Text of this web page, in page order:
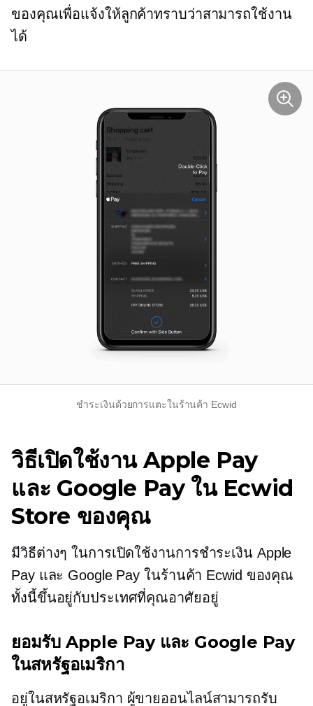
ของคุณเพื่อแจ้งให้ลูกค้าทราบว่าสามารถใช้งาน
ได้
ชำระเงินด้วยการแตะในร้านค้า Ecwid
วิธีเปิดใช้งาน Apple Pay
และ Google Pay ใน Ecwid
Store ของคุณ
มีวิธีต่างๆ ในการเปิดใช้งานการชำระเงิน Apple
Pay และ Google Pay ในร้านค้า Ecwid ของคุณ
ทั้งนี้ขึ้นอยู่กับประเทศที่คุณอาศัยอยู่
ยอมรับ Apple Pay และ Google Pay
ในสหรัฐอเมริกา
อยู่ในสหรัฐอเมริกา ผู้ขายออนไลน์สามารถรับ